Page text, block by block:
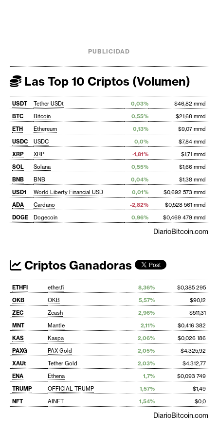
PUBLICIDAD
Las Top 10 Criptos (Volumen)
USDT Tether USDt 0,03%
$46,82 mmd
BTC
Bitcoin 0,55%
$21,68 mmd
ETH
Ethereum 0,13%
$9,07 mmd
USDC
USDC 0,0%
$7,84 mmd
XRP
XRP -1,81%
$1,71 mmd
SOL
Solana 0,55%
$1,66 mmd
BNB
BNB 0,04%
$1,38 mmd
USD1
World Liberty Financial USD 0,01%
$0,692 573 mmd
ADA
Cardano -2,82%
$0,528 561 mmd
DOGE
Dogecoin 0,96% $0,469 479 mmd
DiarioBitcoin.com
Criptos Ganadoras
ETHFI ether.fi 8,36%
$0,385 295
OKB
OKB 5,57%
$90,12
ZEC
Zcash 2,96%
$511,31
MNT
Mantle 2,11%
$0,416 382
KAS
Kaspa 2,06%
$0,026 186
PAXG
PAX Gold 2,05%
$4.325,92
XAUt
Tether Gold 2,03%
$4.312,77
ENA
Ethena 1,7%
$0,093 749
TRUMP
OFFICIAL TRUMP 1,57%
$1,49
NFT
AINFT 1,54% $0,0
DiarioBitcoin.com